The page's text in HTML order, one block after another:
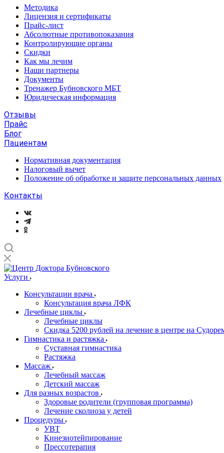
Методика
Лицензия и сертификаты
Прайс-лист
Абсолютные противопоказания
Контролирующие органы
Скидки
Как мы лечим
Наши партнеры
Документы
Тренажер Бубновского МБТ
Юридическая информация
Отзывы
Прайс
Блог
Пациентам
Нормативная документация
Налоговый вычет
Положение об обработке и защите персональных данных
Контакты
Услуги
Консультации врача
Консультация врача ЛФК
Лечебные циклы
Лечебные циклы
Скидка 5200 рублей на лечение в центре на
Гимнастика и растяжка
Суставная гимнастика
Растяжка
Массаж
Лечебный массаж
Детский массаж
Для разных возрастов
Здоровые родители (групповая программа)
Лечение сколиоза у детей
Процедуры
УВТ
Кинезиотейпирование
Прессотерапия